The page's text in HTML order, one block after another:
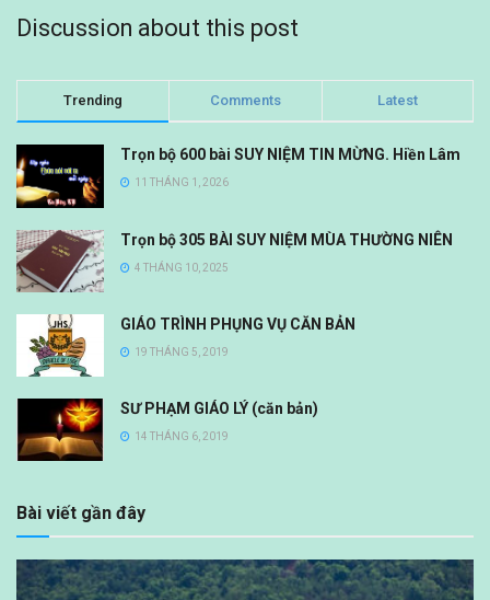
Discussion about this post
Trending Comments Latest
Trọn bộ 600 bài SUY NIỆM TIN MỪNG. Hiền Lâm
11 THÁNG 1, 2026
Trọn bộ 305 BÀI SUY NIỆM MÙA THƯỜNG NIÊN
4 THÁNG 10, 2025
GIÁO TRÌNH PHỤNG VỤ CĂN BẢN
19 THÁNG 5, 2019
SƯ PHẠM GIÁO LÝ (căn bản)
14 THÁNG 6, 2019
Bài viết gần đây